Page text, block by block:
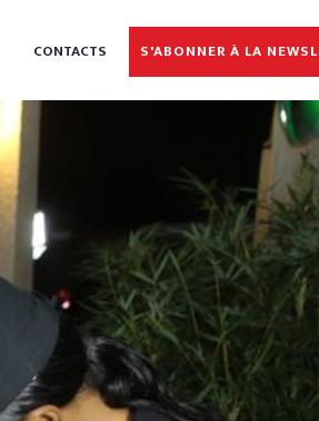
CONTACTS S'ABONNER À LA